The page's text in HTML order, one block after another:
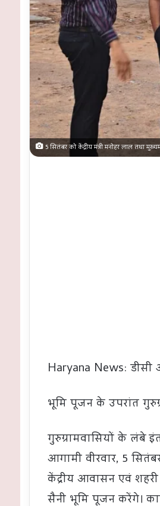
5 सितंबर को केंद्रीय मंत्री मनोहर लाल तथा
Haryana News: डीसी
भूमि पूजन के उपरांत
गुरुग्रामवासियों के लंबे
आगामी वीरवार, 5
केंद्रीय आवासन एवं शहरी
सैनी भूमि पूजन करेंगे।